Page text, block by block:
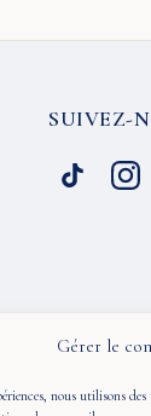
Gérer le
nous utilisons
SUIVEZ-